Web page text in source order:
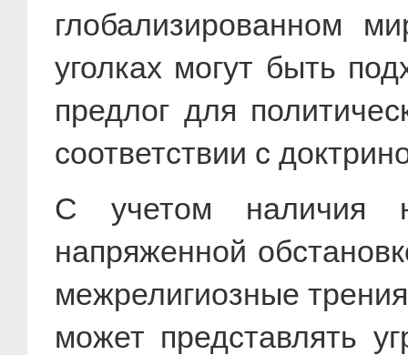
глобализированном
уголках могут быть
предлог для
соответствии с
С учетом наличия
напряженной
межрелигиозные
может представлять